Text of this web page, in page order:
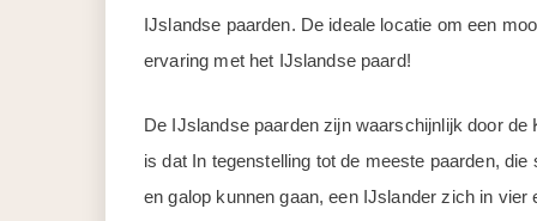
IJslandse paarden. De ideale locatie om een
ervaring met het IJslandse paard!
De IJslandse paarden zijn waarschijnlijk door
is dat In tegenstelling tot de meeste paarden,
en galop kunnen gaan, een IJslander zich in